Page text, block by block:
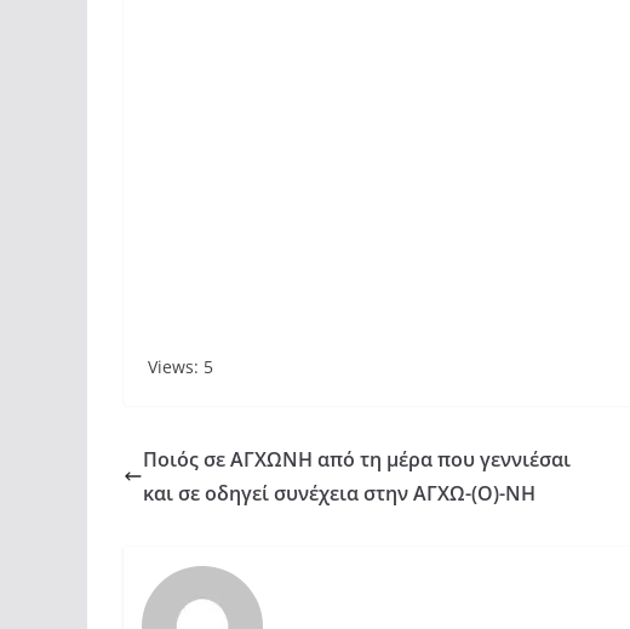
Views: 5
Ποιός σε ΑΓΧΩΝΗ από τη μέρα που γεννιέσαι
και σε οδηγεί συνέχεια στην ΑΓΧΩ-(Ο)-ΝΗ